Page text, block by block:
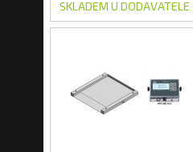
SKLADEM U DODAVATELE